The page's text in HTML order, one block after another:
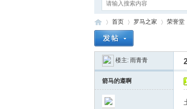
»
首页
›
罗马之家 荣誉堂
›
楼主: 雨青青
箭马的遵啊